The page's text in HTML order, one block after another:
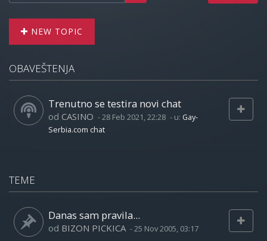
NEW TOPIC
OBAVEŠTENJA
Trenutno se testira novi chat
od CASINO -28 Feb 2021, 22:28 - u: Gay-
Serbia.com chat
TEME
Danas sam pravila...
od BIZON PICKICA -25 Nov 2005, 03:17